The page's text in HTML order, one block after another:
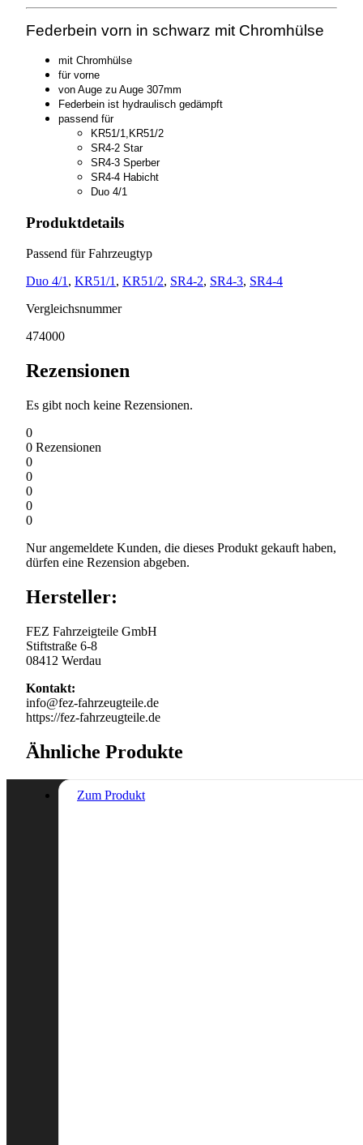
Federbein vorn in schwarz mit Chromhülse
mit Chromhülse
für vorne
von Auge zu Auge 307mm
Federbein ist hydraulisch gedämpft
passend für
KR51/1,KR51/2
SR4-2 Star
SR4-3 Sperber
SR4-4 Habicht
Duo 4/1
Produktdetails
Passend für Fahrzeugtyp
Duo 4/1 , KR51/1 , KR51/2, SR4-2, SR4-3, SR4-4
Vergleichsnummer
474000
Rezensionen
Es gibt noch keine Rezensionen.
0
0 Rezensionen
0
0
0
0
0
Nur angemeldete Kunden, die dieses Produkt gekauft haben,
dürfen eine Rezension abgeben.
Hersteller:
FEZ Fahrzeigteile GmbH
Stiftstraße 6-8
08412 Werdau
Kontakt:
info@fez-fahrzeugteile.de
https://fez-fahrzeugteile.de
Ähnliche Produkte
Zum Produkt